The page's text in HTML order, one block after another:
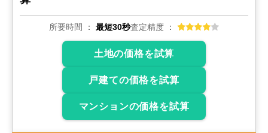
青森県上北郡おいらせ町深沢平
土地面積:
100
青森県上北郡六戸町大字犬落瀬
所要時間 最短30秒査定精度
土地の価格を試算
戸建ての価格を試算
マンションの価格を試算